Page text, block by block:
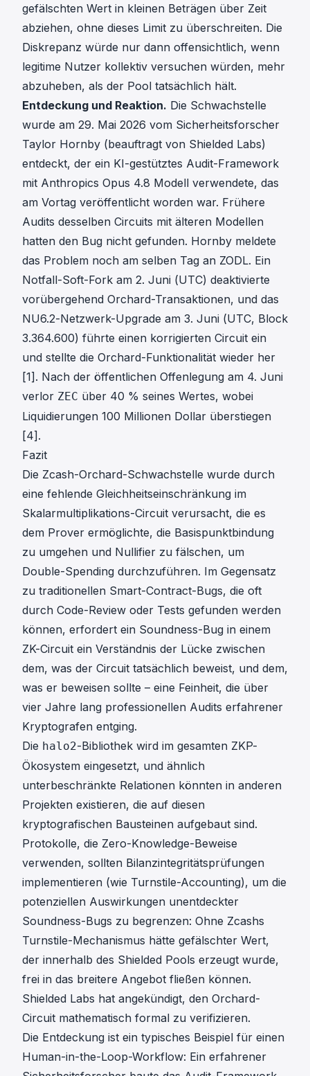
gefälschten Wert in kleinen Beträgen über Zeit
abziehen, ohne dieses Limit zu überschreiten. Die
Diskrepanz würde nur dann offensichtlich, wenn
legitime Nutzer kollektiv versuchen würden, mehr
abzuheben, als der Pool tatsächlich hält.
Entdeckung und Reaktion. Die Schwachstelle
wurde am 29. Mai 2026 vom Sicherheitsforscher
Taylor Hornby (beauftragt von Shielded Labs)
entdeckt, der ein KI-gestütztes Audit-Framework
mit Anthropics Opus 4.8 Modell verwendete, das
am Vortag veröffentlicht worden war. Frühere
Audits desselben Circuits mit älteren Modellen
hatten den Bug nicht gefunden. Hornby meldete
das Problem noch am selben Tag an ZODL. Ein
Notfall-Soft-Fork am 2. Juni (UTC) deaktivierte
vorübergehend Orchard-Transaktionen, und das
NU6.2-Netzwerk-Upgrade am 3. Juni (UTC, Block
3.364.600) führte einen korrigierten Circuit ein
und stellte die Orchard-Funktionalität wieder her
[1]. Nach der öffentlichen Offenlegung am 4. Juni
verlor ZEC über 40 % seines Wertes, wobei
Liquidierungen 100 Millionen Dollar überstiegen
[4].
Fazit
Die Zcash-Orchard-Schwachstelle wurde durch
eine fehlende Gleichheitseinschränkung im
Skalarmultiplikations-Circuit verursacht, die es
dem Prover ermöglichte, die Basispunktbindung
zu umgehen und Nullifier zu fälschen, um
Double-Spending durchzuführen. Im Gegensatz
zu traditionellen Smart-Contract-Bugs, die oft
durch Code-Review oder Tests gefunden werden
können, erfordert ein Soundness-Bug in einem
ZK-Circuit ein Verständnis der Lücke zwischen
dem, was der Circuit tatsächlich beweist, und dem,
was er beweisen sollte – eine Feinheit, die über
vier Jahre lang professionellen Audits erfahrener
Kryptografen entging.
Die halo2-Bibliothek wird im gesamten ZKP-
Ökosystem eingesetzt, und ähnlich
unterbeschränkte Relationen könnten in anderen
Projekten existieren, die auf diesen
kryptografischen Bausteinen aufgebaut sind.
Protokolle, die Zero-Knowledge-Beweise
verwenden, sollten Bilanzintegritätsprüfungen
implementieren (wie Turnstile-Accounting), um die
potenziellen Auswirkungen unentdeckter
Soundness-Bugs zu begrenzen: Ohne Zcashs
Turnstile-Mechanismus hätte gefälschter Wert,
der innerhalb des Shielded Pools erzeugt wurde,
frei in das breitere Angebot fließen können.
Shielded Labs hat angekündigt, den Orchard-
Circuit mathematisch formal zu verifizieren.
Die Entdeckung ist ein typisches Beispiel für einen
Human-in-the-Loop-Workflow: Ein erfahrener